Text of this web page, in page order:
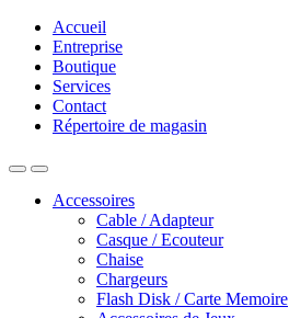
Accueil
Entreprise
Boutique
Services
Contact
Répertoire de magasin
Accessoires
Cable / Adapteur
Casque / Ecouteur
Chaise
Chargeurs
Flash Disk / Carte Memoire